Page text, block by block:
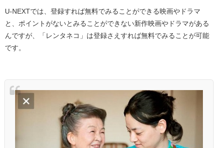
U-NEXTでは、登録すれば無料でみることができる映画やドラマ
と、ポイントがないとみることができない新作映画やドラマがある
んですが、「レンタネコ」は登録さえすれば無料でみることが可能
です。